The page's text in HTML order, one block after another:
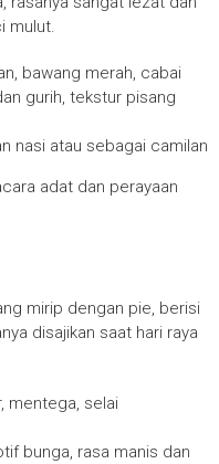
mulut.
bawang merah, cabai
gurih, tekstur pisang
nasi atau sebagai camilan
adat dan perayaan
mirip dengan pie, berisi
disajikan saat hari raya
mentega, selai
bunga, rasa manis dan